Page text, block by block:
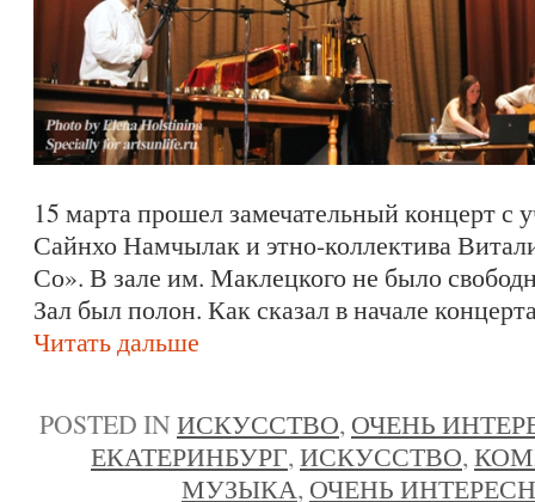
15 марта прошел замечательный концерт с
Сайнхо Намчылак и этно-коллектива
Со». В зале им. Маклецкого не было
Зал был полон. Как сказал в начале
Читать дальше
POSTED INИСКУССТВО, ОЧЕНЬ
ЕКАТЕРИНБУРГ, ИСКУССТВО,
МУЗЫКА, ОЧЕНЬ